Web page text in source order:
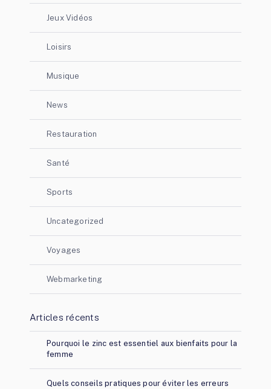
Jeux Vidéos
Loisirs
Musique
News
Restauration
Santé
Sports
Uncategorized
Voyages
Webmarketing
Articles récents
Pourquoi le zinc est essentiel aux bienfaits pour la
femme
Quels conseils pratiques pour éviter les erreurs